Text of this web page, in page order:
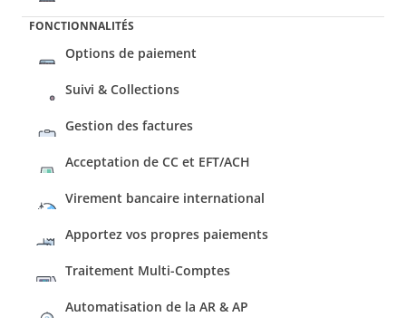
FONCTIONNALITÉS
Options de paiement
Suivi & Collections
Gestion des factures
Acceptation de CC et EFT/ACH
Virement bancaire international
Apportez vos propres paiements
Traitement Multi-Comptes
Automatisation de la AR & AP